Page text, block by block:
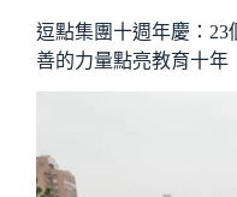
逗點集團十週年慶：23
善的力量點亮教育十年